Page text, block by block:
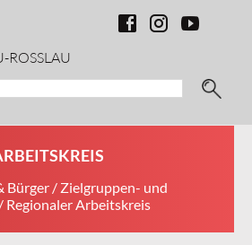
ROSSLAU
Bürger / Zielgruppen- und
/ Regionaler Arbeitskreis